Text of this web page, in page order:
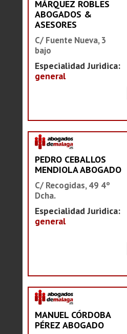
MÁRQUEZ ROBLES
ABOGADOS &
ASESORES
C/ Fuente Nueva, 3
bajo
Especialidad Juridica:
general
PEDRO CEBALLOS
MENDIOLA ABOGADO
C/ Recogidas, 49 4º
Dcha.
Especialidad Juridica:
general
MANUEL CÓRDOBA
PÉREZ ABOGADO